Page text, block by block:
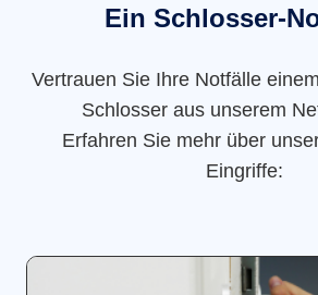
Ein Schlosser-
Vertrauen Sie Ihre Notfälle
Schlosser aus unserem
Erfahren Sie mehr über
Eingriffe: